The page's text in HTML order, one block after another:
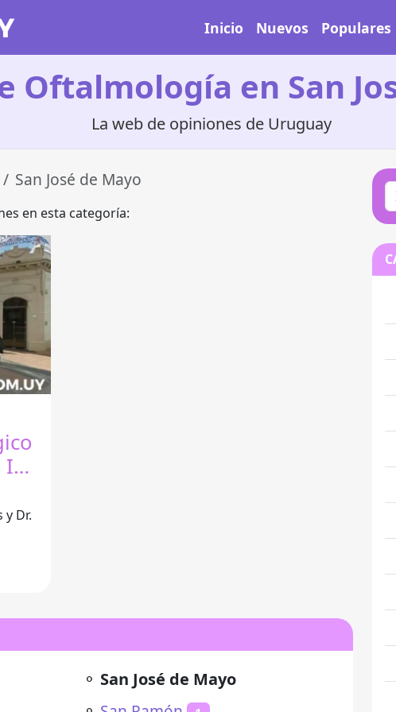
Inicio Nuevos Populares
Oftalmología en San
La web de opiniones de Uruguay
San José de Mayo
en esta categoría:
I
y Dr.
⚬ San José de Mayo